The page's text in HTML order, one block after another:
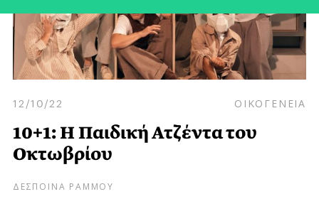
12/10/22 ΟΙΚΟΓΕΝΕΙΑ
10+1: Η Παιδική Ατζέντα του
Οκτωβρίου
ΔΕΣΠΟΙΝΑ ΡΑΜΜΟΥ